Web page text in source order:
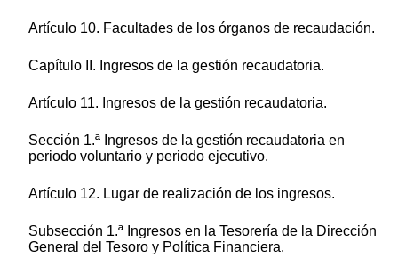
Artículo 10. Facultades de los órganos de recaudación.
Capítulo II. Ingresos de la gestión recaudatoria.
Artículo 11. Ingresos de la gestión recaudatoria.
Sección 1.ª Ingresos de la gestión recaudatoria en
periodo voluntario y periodo ejecutivo.
Artículo 12. Lugar de realización de los ingresos.
Subsección 1.ª Ingresos en la Tesorería de la Dirección
General del Tesoro y Política Financiera.